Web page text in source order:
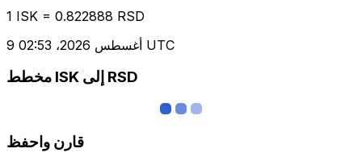
1 ISK = 0.822888 RSD
9 أغسطس 2026، 02:53 UTC
مخطط ISK إلى RSD
قارن واحفظ